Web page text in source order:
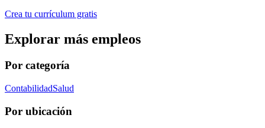
Crea tu currículum gratis
Explorar más empleos
Por categoría
ContabilidadSalud
Por ubicación